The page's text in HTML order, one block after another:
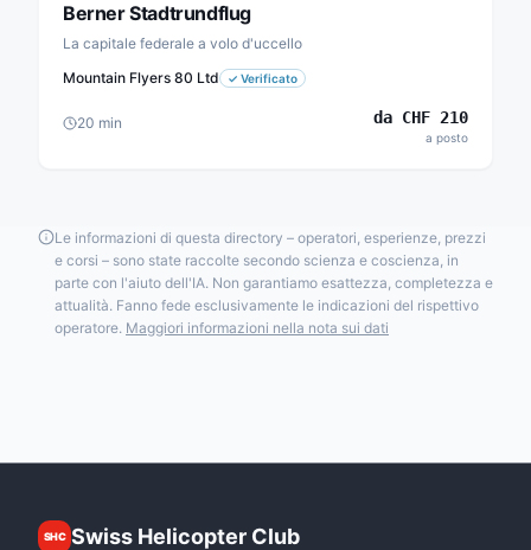
Berner Stadtrundflug
La capitale federale a volo d'uccello
Mountain Flyers 80 Ltd
✓ Verificato
20 min da CHF 210
a posto
Le informazioni di questa directory – operatori, esperienze, prezzi
e corsi – sono state raccolte secondo scienza e coscienza, in
parte con l'aiuto dell'IA. Non garantiamo esattezza, completezza e
attualità. Fanno fede esclusivamente le indicazioni del rispettivo
operatore. Maggiori informazioni nella nota sui dati
SHC Swiss Helicopter Club